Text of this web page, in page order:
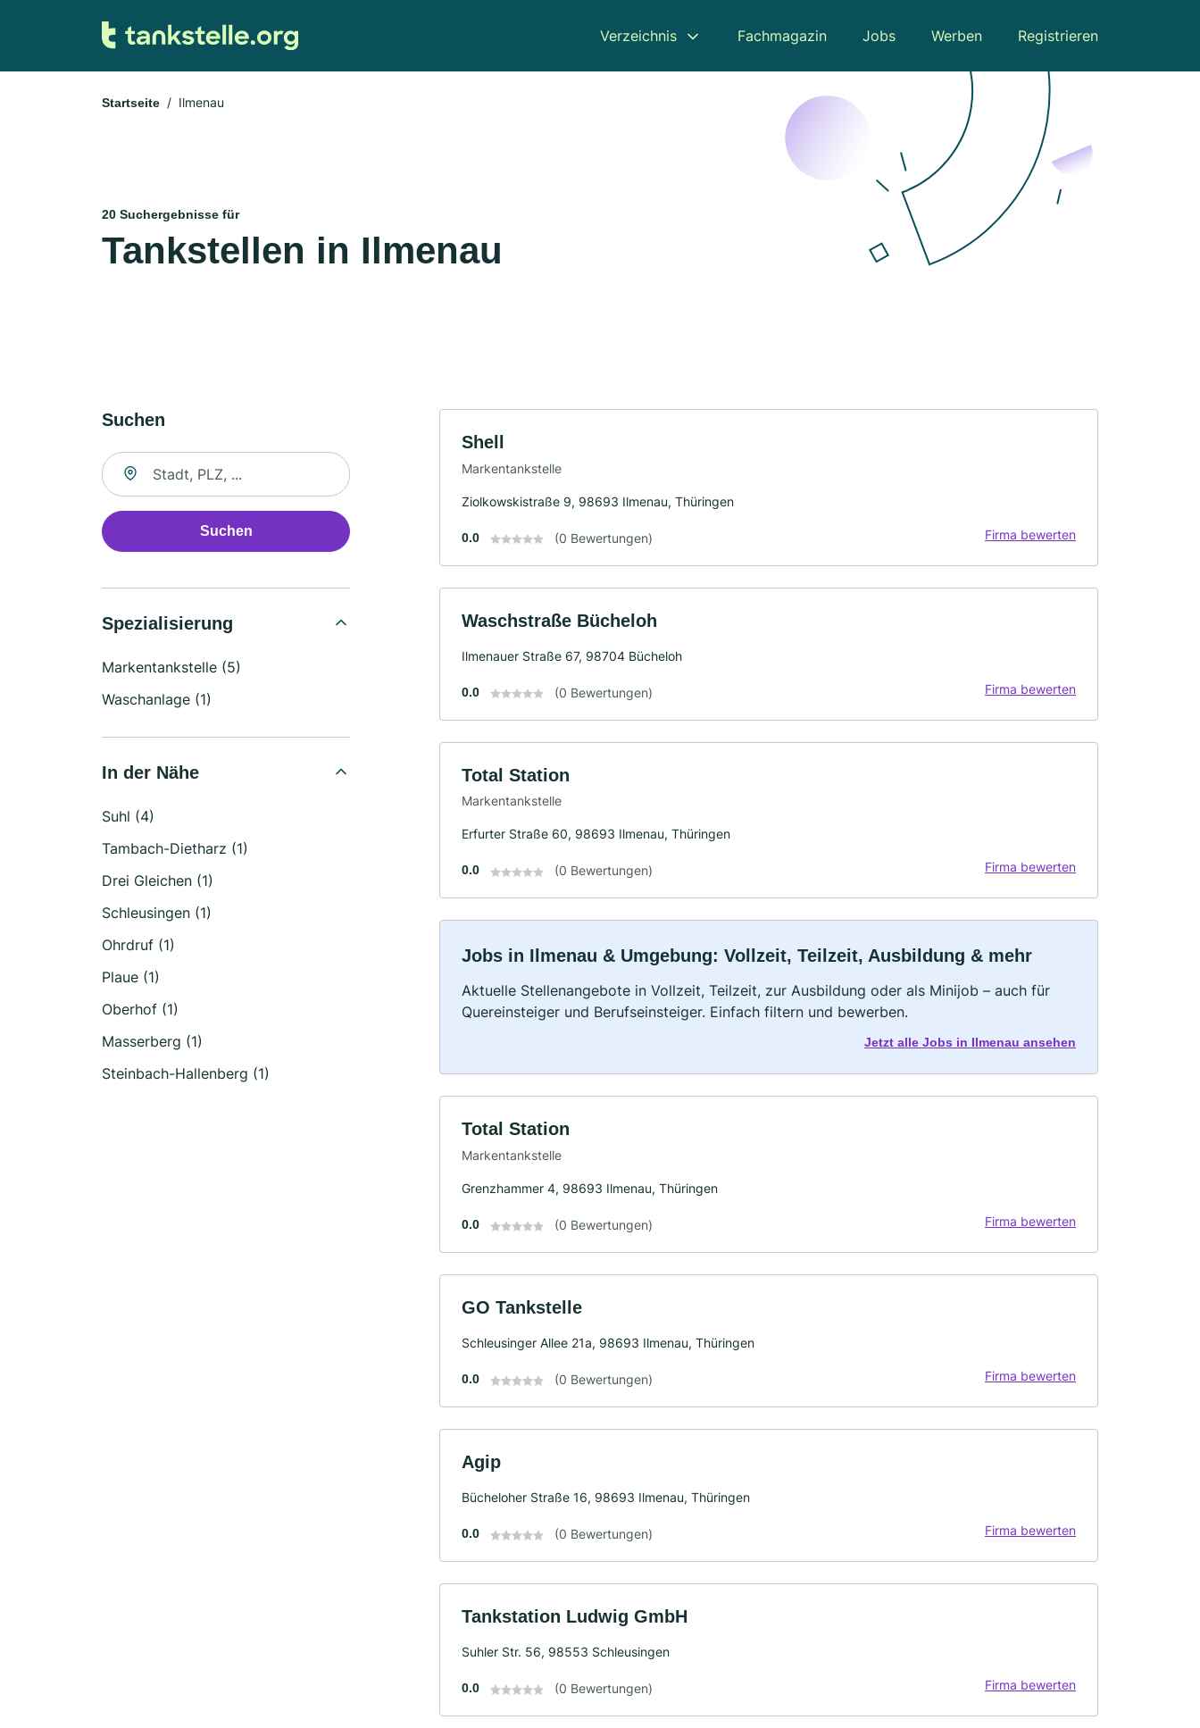
Verzeichnis Fachmagazin Jobs Werben Registrieren
Startseite Ilmenau
20 Suchergebnisse für
Tankstellen in Ilmenau
Suchen
Suche nach Ort
Suchen
Spezialisierung
Markentankstelle (5)
Waschanlage (1)
In der Nähe
Suhl (4)
Tambach-Dietharz (1)
Drei Gleichen (1)
Schleusingen (1)
Ohrdruf (1)
Plaue (1)
Oberhof (1)
Masserberg (1)
Steinbach-Hallenberg (1)
Shell
Markentankstelle
Ziolkowskistraße 9, 98693 Ilmenau, Thüringen
0.0 (0 Bewertungen) Firma bewerten
Waschstraße Bücheloh
Ilmenauer Straße 67, 98704 Bücheloh
0.0 (0 Bewertungen) Firma bewerten
Total Station
Markentankstelle
Erfurter Straße 60, 98693 Ilmenau, Thüringen
0.0 (0 Bewertungen) Firma bewerten
Jobs in Ilmenau & Umgebung: Vollzeit, Teilzeit, Ausbildung & mehr
Aktuelle Stellenangebote in Vollzeit, Teilzeit, zur Ausbildung oder als Minijob – auch für
Quereinsteiger und Berufseinsteiger. Einfach filtern und bewerben.
Jetzt alle Jobs in Ilmenau ansehen
Total Station
Markentankstelle
Grenzhammer 4, 98693 Ilmenau, Thüringen
0.0 (0 Bewertungen) Firma bewerten
GO Tankstelle
Schleusinger Allee 21a, 98693 Ilmenau, Thüringen
0.0 (0 Bewertungen) Firma bewerten
Agip
Bücheloher Straße 16, 98693 Ilmenau, Thüringen
0.0 (0 Bewertungen) Firma bewerten
Tankstation Ludwig GmbH
Suhler Str. 56, 98553 Schleusingen
0.0 (0 Bewertungen) Firma bewerten